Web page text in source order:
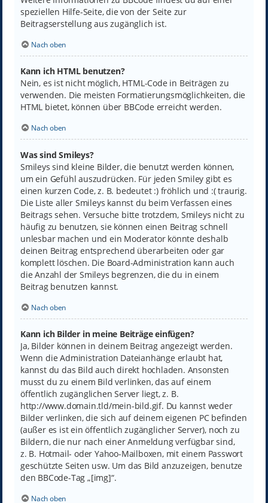
speziellen Hilfe-Seite, die von der Seite zur
Beitragserstellung aus zugänglich ist.
Nach oben
Kann ich HTML benutzen?
Nein, es ist nicht möglich, HTML-Code in Beiträgen zu
verwenden. Die meisten Formatierungsmöglichkeiten, die
HTML bietet, können über BBCode erreicht werden.
Nach oben
Was sind Smileys?
Smileys sind kleine Bilder, die benutzt werden können,
um ein Gefühl auszudrücken. Für jeden Smiley gibt es
einen kurzen Code, z. B. bedeutet :) fröhlich und :( traurig.
Die Liste aller Smileys kannst du beim Verfassen eines
Beitrags sehen. Versuche bitte trotzdem, Smileys nicht zu
häufig zu benutzen, sie können einen Beitrag schnell
unlesbar machen und ein Moderator könnte deshalb
deinen Beitrag entsprechend überarbeiten oder gar
komplett löschen. Die Board-Administration kann auch
die Anzahl der Smileys begrenzen, die du in einem
Beitrag benutzen kannst.
Nach oben
Kann ich Bilder in meine Beiträge einfügen?
Ja, Bilder können in deinem Beitrag angezeigt werden.
Wenn die Administration Dateianhänge erlaubt hat,
kannst du das Bild auch direkt hochladen. Ansonsten
musst du zu einem Bild verlinken, das auf einem
öffentlich zugänglichen Server liegt, z. B.
http://www.domain.tld/mein-bild.gif. Du kannst weder
Bilder verlinken, die sich auf deinem eigenen PC befinden
(außer es ist ein öffentlich zugänglicher Server), noch zu
Bildern, die nur nach einer Anmeldung verfügbar sind,
z. B. Hotmail- oder Yahoo-Mailboxen, mit einem Passwort
geschützte Seiten usw. Um das Bild anzuzeigen, benutze
den BBCode-Tag „[img]“.
Nach oben